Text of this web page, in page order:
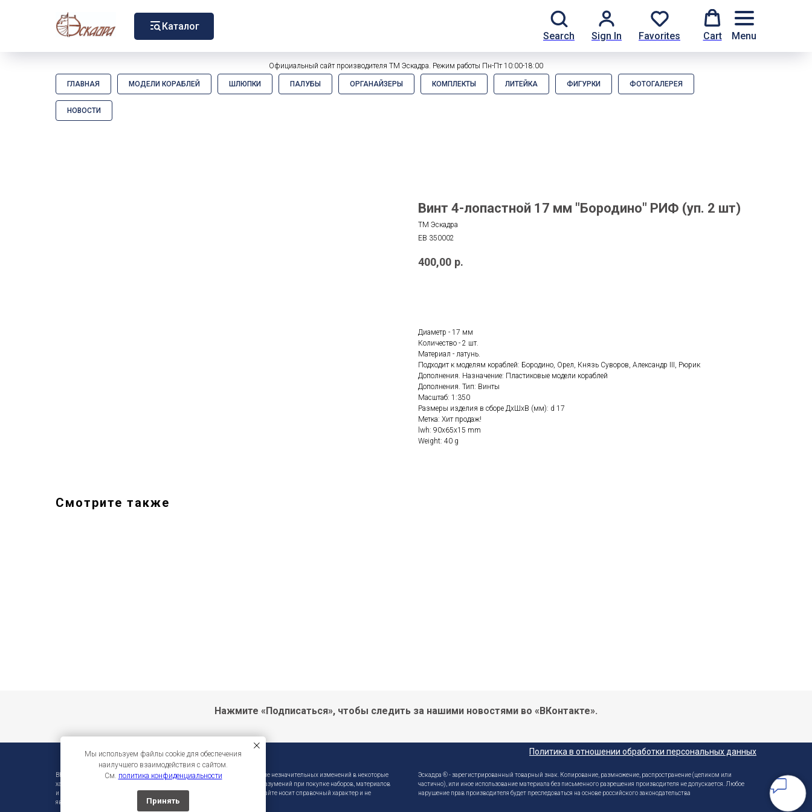
Каталог
Search
Sign In Favorites Cart Menu
Официальный сайт производителя ТМ Эскадра. Режим работы Пн-Пт 10:00-18:00
ГЛАВНАЯ МОДЕЛИ КОРАБЛЕЙ ШЛЮПКИ ПАЛУБЫ ОРГАНАЙЗЕРЫ КОМПЛЕКТЫ ЛИТЕЙКА ФИГУРКИ ФОТОГАЛЕРЕЯ
НОВОСТИ
Мы используем файлы cookie для обеспечения
наилучшего взаимодействия с сайтом.
См. политика конфиденциальности
Принять
Винт 4-лопастной 17 мм "Бородино" РИФ (уп. 2 шт)
ТМ Эскадра
EB 350002
400,00 р.
Диаметр - 17 мм
Количество - 2 шт.
Материал - латунь.
Подходит к моделям кораблей: Бородино, Орел, Князь Суворов, Александр III, Рюрик
Дополнения. Назначение: Пластиковые модели кораблей
Дополнения. Тип: Винты
Масштаб: 1:350
Размеры изделия в сборе ДхШхВ (мм): d 17
Метка: Хит продаж!
lwh: 90x65x15 mm
Weight: 40 g
Смотрите также
Нажмите «Подписаться», чтобы следить за нашими новостями во «ВКонтакте».
Политика в отношении обработки персональных данных
ВНИМАНИЕ!!! Фирма-производитель оставляет за собой право на внесение незначительных изменений в некоторые
характеристики без предварительного уведомления. Во избежание недоразумений при покупке наборов, материалов
и инструмента уточняйте информацию у продавцов. Вся информация на сайте носит справочный характер и не
является публичной офертой.
Эскадра ® - зарегистрированный товарный знак. Копирование, размножение, распространение (целиком или
частично), или иное использование материала без письменного разрешения производителя не допускается. Любое
нарушение прав производителя будет преследоваться на основе российского законодательства